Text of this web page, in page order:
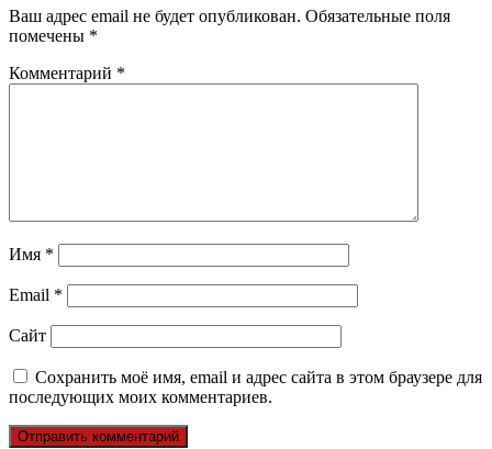
Ваш адрес email не будет опубликован. Обязательные поля
помечены *
Комментарий *
Имя *
Email *
Сайт
Сохранить моё имя, email и адрес сайта в этом браузере для
последующих моих комментариев.